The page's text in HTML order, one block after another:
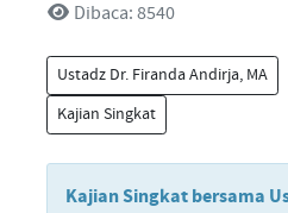
Dibaca: 8540
Ustadz Dr. Firanda Andirja, MA
Kajian Singkat
Kajian Singkat bersama